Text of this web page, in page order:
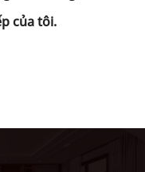
của tôi.